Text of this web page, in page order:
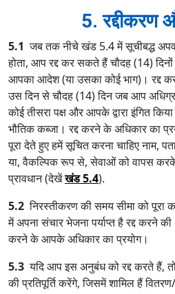
5. रद्दीकरण
5.1 जब तक नीचे खंड 5.4 में सूचीबद्ध
होता, आप रद्द कर सकते हैं चौदह (14)
आपका आदेश (या उसका कोई भाग)। रद्द
उस दिन से चौदह (14) दिन जब आप
कोई तीसरा पक्ष और आपके द्वारा इंगित
भौतिक कब्जा। रद्द करने के अधिकार का
पूरा देते हुए हमें सूचित करना चाहिए नाम,
या, वैकल्पिक रूप से, सेवाओं को वापस
प्रावधान (देखेंखंड 5.4).
5.2निरस्तीकरण की समय सीमा को
में अपना संचार भेजना पर्याप्त है रद्द करने
करने के आपके अधिकार का प्रयोग।
5.3यदि आप इस अनुबंध को रद्द करते हैं,
की प्रतिपूर्ति करेंगे, जिसमें शामिल हैं